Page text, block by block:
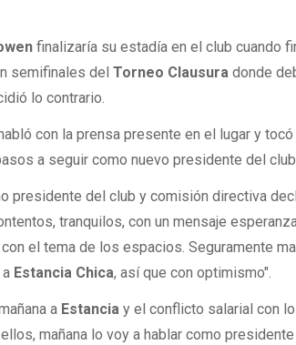
finalizaría su estadía en el club cuando
semifinales del Torneo Clausuradonde
lo contrario.
con la prensa presente en el lugar y
a seguir como nuevo presidente del
presidente del club y comisión directiva
tranquilos, con un mensaje
el tema de los espacios. Seguramente
Estancia Chica, así que con optimismo".
a Estanciay el conflicto salarial con
mañana lo voy a hablar como